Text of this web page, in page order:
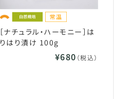
［ナチュラル・ハーモニー］は
りはり漬け 100g
¥680 （税込）